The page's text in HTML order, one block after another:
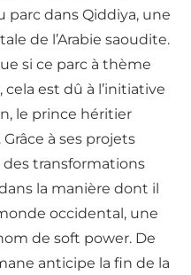
parc dans Qiddiya, une
de l’Arabie saoudite.
si ce parc à thème
est dû à l’initiative
le prince héritier
à ses projets
des transformations
la manière dont il
occidental, une
de soft power. De
anticipe la fin de la